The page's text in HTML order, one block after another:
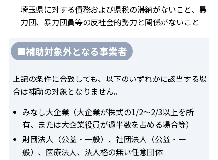
埼玉県に対する債務および県税の滞納がないこと、暴
力団、暴力団員等の反社会的勢力と関係がないこと
■補助対象外となる事業者
上記の条件に合致しても、以下のいずれかに該当する場
合は補助の対象となりません。
みなし大企業（大企業が株式の1/2〜2/3以上を所
有、または大企業役員が過半数を占める場合等）
財団法人（公益・一般）、社団法人（公益・一
般）、医療法人、法人格の無い任意団体